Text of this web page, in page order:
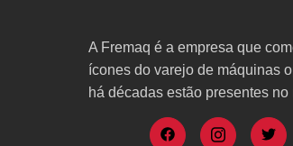
A Fremaq é a empresa que
ícones do varejo de máquinas
há décadas estão presentes no